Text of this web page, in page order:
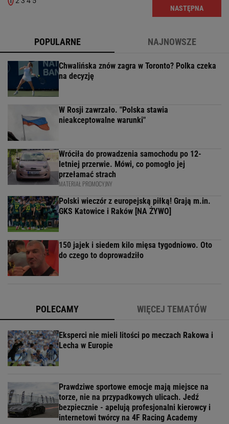
NASTĘPNA
POPULARNE NAJNOWSZE
Chwalińska znów zagra w Toronto? Polka czeka
na decyzję
W Rosji zawrzało. "Polska stawia
nieakceptowalne warunki"
Wróciła do prowadzenia samochodu po 12-
letniej przerwie. Mówi, co pomogło jej
przełamać strach
MATERIAŁ PROMOCYJNY
Polski wieczór z europejską piłką! Grają m.in.
GKS Katowice i Raków [NA ŻYWO]
150 jajek i siedem kilo mięsa tygodniowo. Oto
do czego to doprowadziło
POLECAMY WIĘCEJ TEMATÓW
Eksperci nie mieli litości po meczach Rakowa i
Lecha w Europie
Prawdziwe sportowe emocje mają miejsce na
torze, nie na przypadkowych ulicach. Jedź
bezpiecznie - apelują profesjonalni kierowcy i
internetowi twórcy na 4F Racing Academy